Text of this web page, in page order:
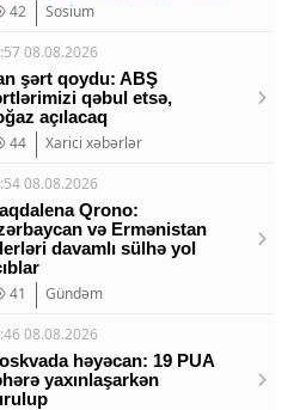
42
Sosium
08.08.2026
şərt qoydu: ABŞ
qəbul etsə,
açılacaq
44
Xarici xəbərlər
08.08.2026
Qrono:
və Ermənistan
davamlı sülhə yol
41
Gündəm
08.08.2026
həyəcan: 19 PUA
yaxınlaşarkən